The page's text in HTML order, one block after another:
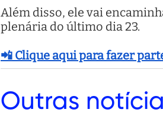
Além disso, ele vai
plenária do último dia 23.
📲 Clique aqui para fazer
Outras